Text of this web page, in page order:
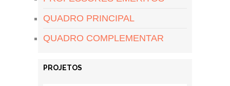
QUADRO PRINCIPAL
QUADRO COMPLEMENTAR
PROJETOS